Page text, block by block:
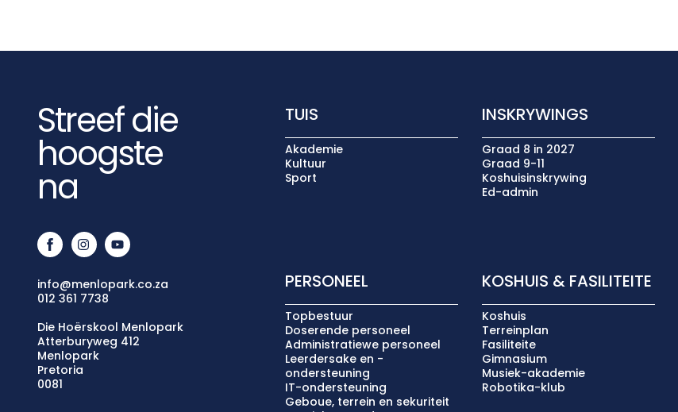
Streef die
hoogste
na
info@menlopark.co.za
012 361 7738
Die Hoërskool Menlopark
Atterburyweg 412
Menlopark
Pretoria
0081
TUIS
Akademie
Kultuur
Sport
INSKRYWINGS
Graad 8 in 2027
Graad 9-11
Koshuisinskrywing
Ed-admin
PERSONEEL
Topbestuur
Doserende personeel
Administratiewe personeel
Leerdersake en -
ondersteuning
IT-ondersteuning
Geboue, terrein en sekuriteit
KOSHUIS & FASILITEITE
Koshuis
Terreinplan
Fasiliteite
Gimnasium
Musiek-akademie
Robotika-klub